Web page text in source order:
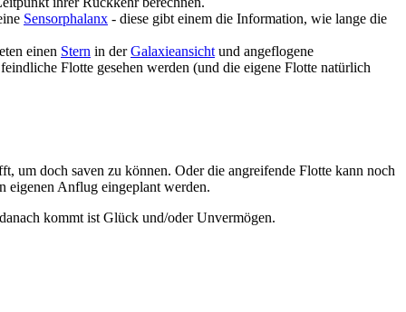
Sensorphalanx - diese gibt einem die Information, wie lange die
einen Stern in derGalaxieansicht und angeflogene
Flotte gesehen werden (und die eigene Flotte natürlich
um doch saven zu können. Oder die angreifende Flotte kann noch
eigenen Anflug eingeplant werden.
kommt ist Glück und/oder Unvermögen.